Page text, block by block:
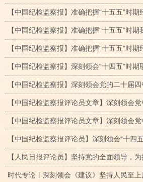
【中国纪检监察报】准确把握“十五五”时
【中国纪检监察报】准确把握“十五五”时
【中国纪检监察报】准确把握“十五五”时
【中国纪检监察报】深刻领会“十四五”时
【中国纪检监察报】深刻领会党的二十届
【中国纪检监察报评论员文章】深刻领会
【中国纪检监察报评论员文章】深刻领会
【中国纪检监察报评论员】深刻领会“十四
【人民日报评论员】坚持党的全面领导
时代专论丨深刻领会《建议》坚持人民至上